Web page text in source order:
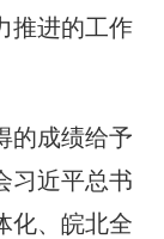
推进的工作
成绩给予
习近平总书
化、皖北全